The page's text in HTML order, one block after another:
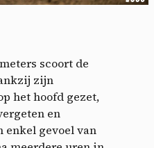
scoort de
zijn
het hoofd gezet,
en
enkel gevoel van